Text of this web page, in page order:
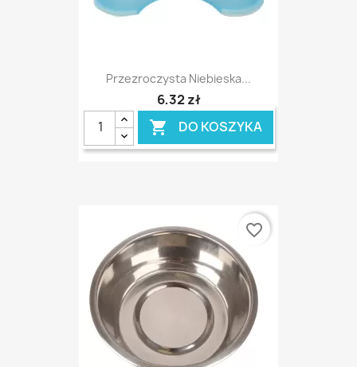
Przezroczysta Niebieska...
6,32 zł
 DO KOSZYKA
favorite_border